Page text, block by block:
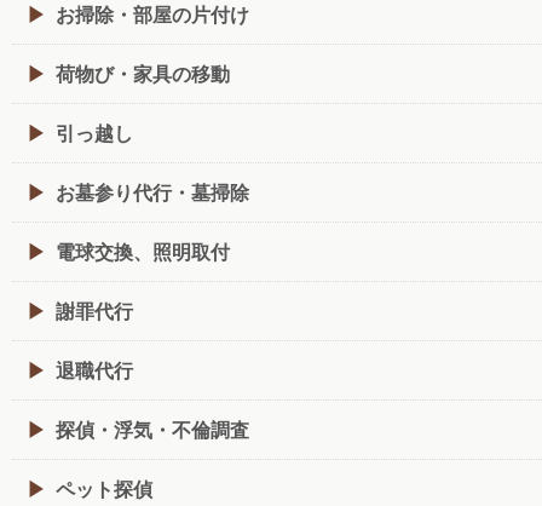
お掃除・部屋の片付け
荷物び・家具の移動
引っ越し
お墓参り代行・墓掃除
電球交換、照明取付
謝罪代行
退職代行
探偵・浮気・不倫調査
ペット探偵